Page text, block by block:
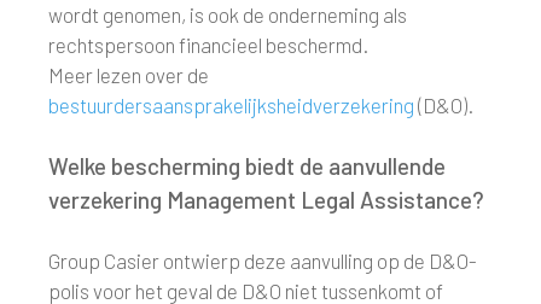
wordt genomen, is ook de onderneming als
rechtspersoon financieel beschermd.
Meer lezen over de
bestuurdersaansprakelijksheidverzekering (D&O).
Welke bescherming biedt de aanvullende
verzekering Management Legal Assistance?
Group Casier ontwierp deze aanvulling op de D&O-
polis voor het geval de D&O niet tussenkomt of